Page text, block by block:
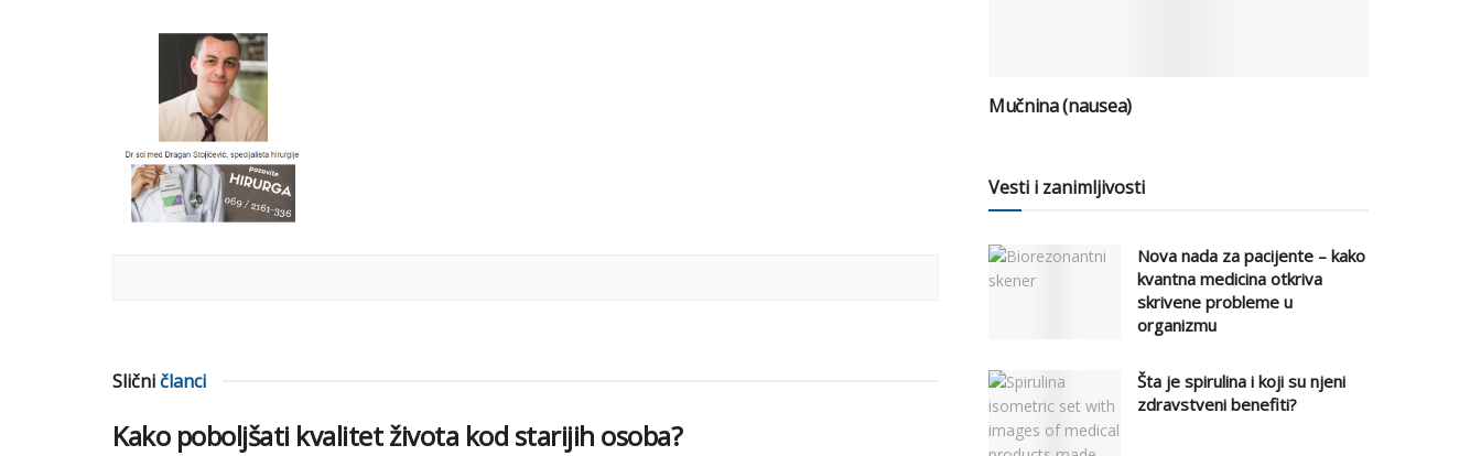
Slični članci
Kako poboljšati kvalitet života kod starijih osoba?
Mučnina (nausea)
Vesti i zanimljivosti
Nova nada za pacijente – kako
kvantna medicina otkriva
skrivene probleme u
organizmu
Šta je spirulina i koji su njeni
zdravstveni benefiti?